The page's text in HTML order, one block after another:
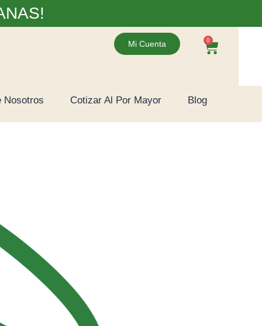
Mi Cuenta 0
Nosotros Cotizar Al Por Mayor Blog